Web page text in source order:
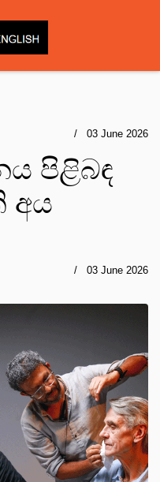
03 June 2026
පිළිබඳ
අය
03 June 2026